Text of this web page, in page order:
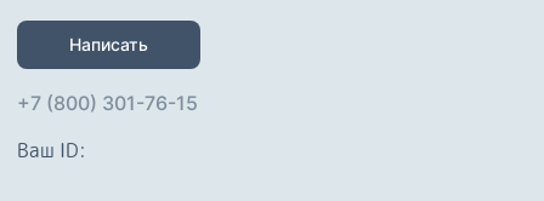
Написать
+7 (800) 301-76-15
Ваш ID: